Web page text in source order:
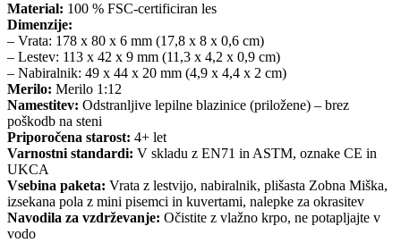
Material: 100 % FSC-certificiran les
Dimenzije:
– Vrata: 178 x 80 x 6 mm (17,8 x 8 x 0,6 cm)
– Lestev: 113 x 42 x 9 mm (11,3 x 4,2 x 0,9 cm)
– Nabiralnik: 49 x 44 x 20 mm (4,9 x 4,4 x 2 cm)
Merilo: Merilo 1:12
Namestitev: Odstranljive lepilne blazinice (priložene) – brez
poškodb na steni
Priporočena starost: 4+ let
Varnostni standardi: V skladu z EN71 in ASTM, oznake CE in
UKCA
Vsebina paketa: Vrata z lestvijo, nabiralnik, plišasta Zobna Miška,
izsekana pola z mini pisemci in kuvertami, nalepke za okrasitev
Navodila za vzdrževanje: Očistite z vlažno krpo, ne potapljajte v
vodo